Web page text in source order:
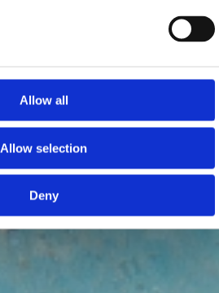
Allow all
Allow selection
Deny